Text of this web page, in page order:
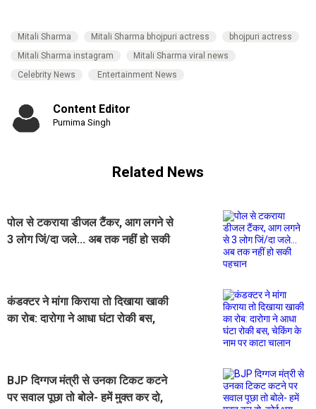
Mitali Sharma Mitali Sharma bhojpuri actress
bhojpuri actress
Mitali Sharma instagram
Mitali Sharma viral news
Celebrity News
Entertainment News
Content Editor
Purnima Singh
Related News
पोल से टकराया डीजल टैंकर, आग लगने से
3 लोग जिं/दा जले... अब तक नहीं हो सकी
कंडक्टर ने मांगा किराया तो दिखाया खाकी
का रोब: दारोगा ने आधा घंटा रोकी बस,
BJP दिग्गज मंत्री से उनका टिकट कटने
पर सवाल पूछा तो बोले- हमें मुक्त कर दो,